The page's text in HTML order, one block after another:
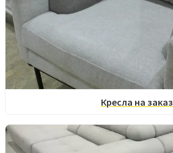
Кресла на заказ